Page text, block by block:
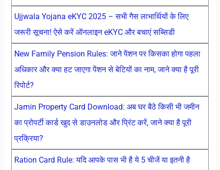
Ujjwala Yojana eKYC 2025 – सभी गैस लाभार्थियों के लिए
जरूरी सूचना! ऐसे करें ऑनलाइन eKYC और बचाएं सब्सिडी
New Family Pension Rules: जाने पेंशन पर किसका होगा पहला
अधिकार और क्या हट जाएगा पेंशन से बेटियों का नाम, जाने क्या है पूरी
रिपोर्ट?
Jamin Property Card Download: अब घर बैठे किसी भी जमीन
का प्रोपर्टी कार्ड खुद से डाउनलोड और प्रिंट करें, जाने क्या है पूरी
प्रक्रिया?
Ration Card Rule: यदि आपके पास भी है ये 5 चीजें या इतनी है